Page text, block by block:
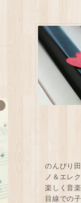
のんびり
ノ＆エレ
楽しく音
目線での